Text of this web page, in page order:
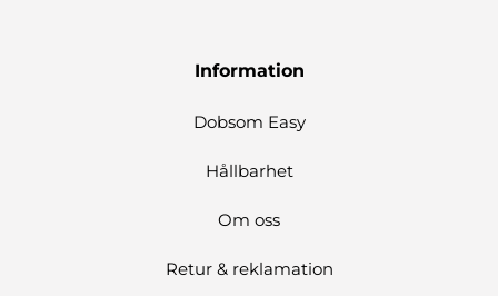
Information
Dobsom Easy
Hållbarhet
Om oss
Retur & reklamation